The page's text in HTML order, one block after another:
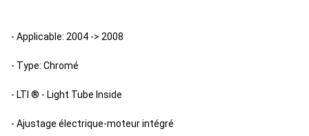
- Applicable: 2004 -> 2008
- Type: Chromé
- LTI ® - Light Tube Inside
- Ajustage électrique-moteur intégré